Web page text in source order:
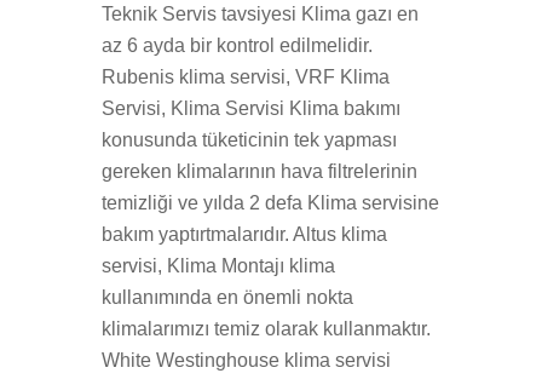
Teknik Servis tavsiyesi Klima gazı en
az 6 ayda bir kontrol edilmelidir.
Rubenis klima servisi, VRF Klima
Servisi, Klima Servisi Klima bakımı
konusunda tüketicinin tek yapması
gereken klimalarının hava filtrelerinin
temizliği ve yılda 2 defa Klima servisine
bakım yaptırtmalarıdır. Altus klima
servisi, Klima Montajı klima
kullanımında en önemli nokta
klimalarımızı temiz olarak kullanmaktır.
White Westinghouse klima servisi